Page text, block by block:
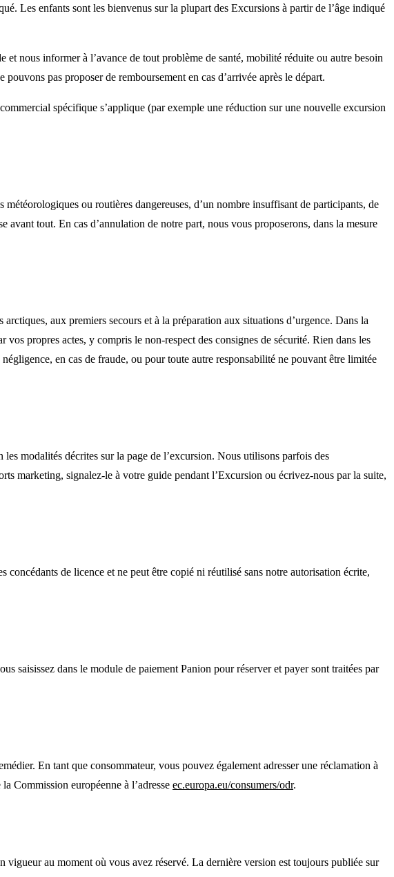
Les enfants sont les bienvenus sur la plupart des Excursions à partir de l’âge indiqué
nous informer à l’avance de tout problème de santé, mobilité réduite ou autre besoin
pas proposer de remboursement en cas d’arrivée après le départ.
spécifique s’applique (par exemple une réduction sur une nouvelle excursion
ou routières dangereuses, d’un nombre insuffisant de participants, de
avant tout. En cas d’annulation de notre part, nous vous proposerons, dans la mesure
aux premiers secours et à la préparation aux situations d’urgence. Dans la
vos propres actes, y compris le non-respect des consignes de sécurité. Rien dans les
en cas de fraude, ou pour toute autre responsabilité ne pouvant être limitée
modalités décrites sur la page de l’excursion. Nous utilisons parfois des
marketing, signalez-le à votre guide pendant l’Excursion ou écrivez-nous par la suite,
de licence et ne peut être copié ni réutilisé sans notre autorisation écrite,
saisissez dans le module de paiement Panion pour réserver et payer sont traitées par
En tant que consommateur, vous pouvez également adresser une réclamation à
Commission européenne à l’adresse ec.europa.eu/consumers/odr.
au moment où vous avez réservé. La dernière version est toujours publiée sur